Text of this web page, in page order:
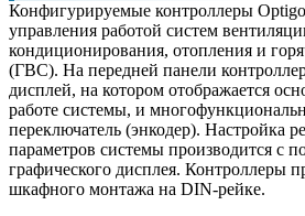
Конфигурируемые контроллеры
управления работой систем
кондиционирования, отопления и
(ГВС). На передней панели
дисплей, на котором отображается
работе системы, и
переключатель (энкодер). Настройка
параметров системы производится с
графического дисплея. Контроллеры
шкафного монтажа на DIN-рейке.